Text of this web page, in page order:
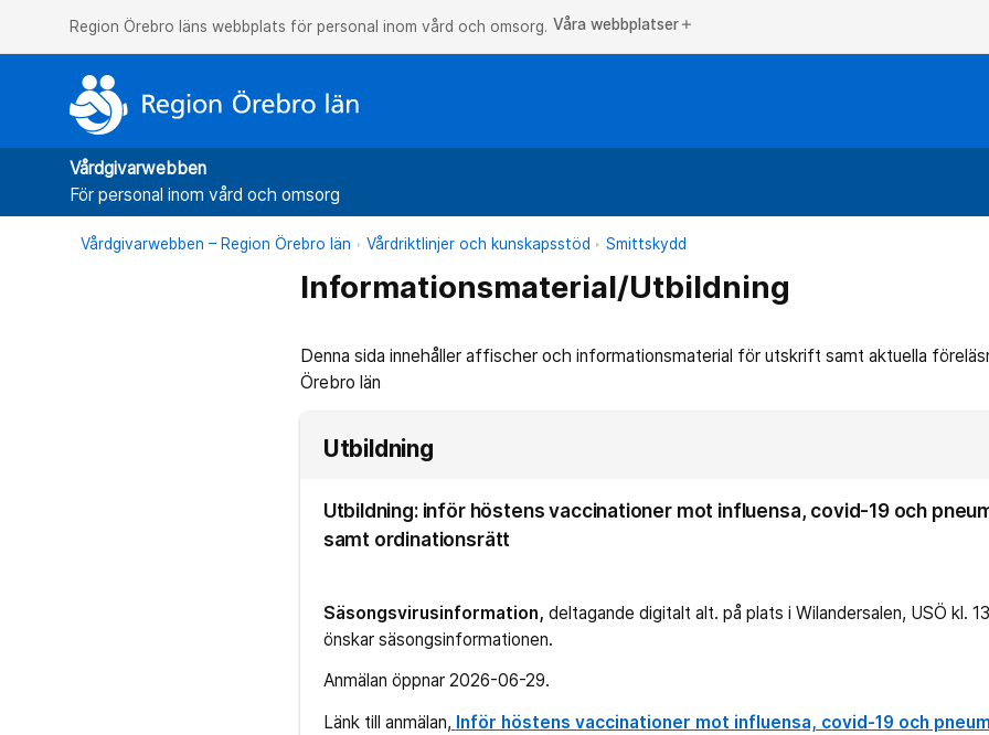
Region Örebro läns webbplats för personal inom vård och omsorg. Våra webbplatser add
Vårdgivarwebben
För personal inom vård och omsorg
Vårdgivarwebben – Region Örebro län Vårdriktlinjer och kunskapsstöd Smittskydd
Informationsmaterial/Utbildning
Denna sida innehåller affischer och informationsmaterial för utskrift samt aktuella
Örebro län
Utbildning
Utbildning: inför höstens vaccinationer mot influensa, covid-19 och
samt ordinationsrätt
Säsongsvirusinformation, deltagande digitalt alt. på plats i Wilandersalen, USÖ kl.
önskar säsongsinformationen.
Anmälan öppnar 2026-06-29.
Länk till anmälan, Inför höstens vaccinationer mot influensa, covid-19 och